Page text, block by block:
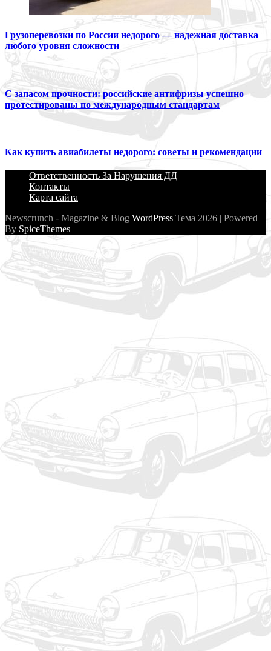
Грузоперевозки по России недорого — надежная доставка
любого уровня сложности
С запасом прочности: российские антифризы успешно
протестированы по международным стандартам
Как купить авиабилеты недорого: советы и рекомендации
Ответственность За Нарушения ДД
Контакты
Карта сайта
Newscrunch - Magazine & Blog WordPress Тема 2026 | Powered
By SpiceThemes